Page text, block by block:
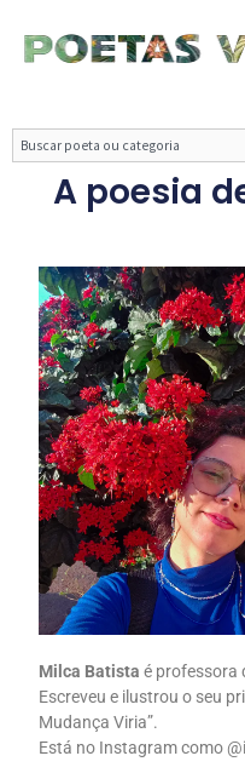
para
Search
A poesia
Milca Batista é professora
Escreveu e ilustrou o seu
Mudança Viria”.
Está no Instagram como